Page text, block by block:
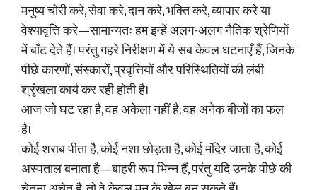
मनुष्य चोरी करे, सेवा करे, दान करे, भक्ति करे, व्यापार करे या
वेश्यावृत्ति करे—सामान्यतः हम इन्हें अलग-अलग नैतिक श्रेणियों
में बाँट देते हैं। परंतु गहरे निरीक्षण में ये सब केवल घटनाएँ हैं, जिनके
पीछे कारणों, संस्कारों, प्रवृत्तियों और परिस्थितियों की लंबी
श्रृंखला कार्य कर रही होती है।
आज जो घट रहा है, वह अकेला नहीं है; वह अनेक बीजों का फल
है।
कोई शराब पीता है, कोई नशा छोड़ता है, कोई मंदिर जाता है, कोई
अस्पताल बनाता है—बाहरी रूप भिन्न हैं, परंतु यदि उनके पीछे की